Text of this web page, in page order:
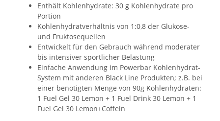
Enthält Kohlenhydrate: 30 g Kohlenhydrate pro
Portion
Kohlenhydratverhältnis von 1:0,8 der Glukose-
und Fruktosequellen
Entwickelt für den Gebrauch während moderater
bis intensiver sportlicher Belastung
Einfache Anwendung im Powerbar Kohlenhydrat-
System mit anderen Black Line Produkten; z.B. bei
einer benötigten Menge von 90g Kohlenhydraten:
1 Fuel Gel 30 Lemon + 1 Fuel Drink 30 Lemon + 1
Fuel Gel 30 Lemon+Coffein